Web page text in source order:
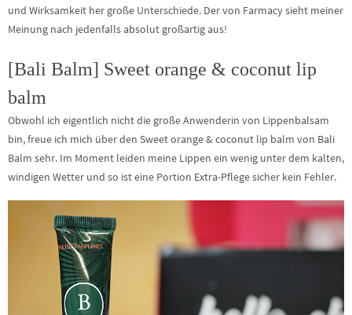
und Wirksamkeit her große Unterschiede. Der von Farmacy sieht meiner
Meinung nach jedenfalls absolut großartig aus!
[Bali Balm] Sweet orange & coconut lip
balm
Obwohl ich eigentlich nicht die große Anwenderin von Lippenbalsam
bin, freue ich mich über den Sweet orange & coconut lip balm von Bali
Balm sehr. Im Moment leiden meine Lippen ein wenig unter dem kalten,
windigen Wetter und so ist eine Portion Extra-Pflege sicher kein Fehler.